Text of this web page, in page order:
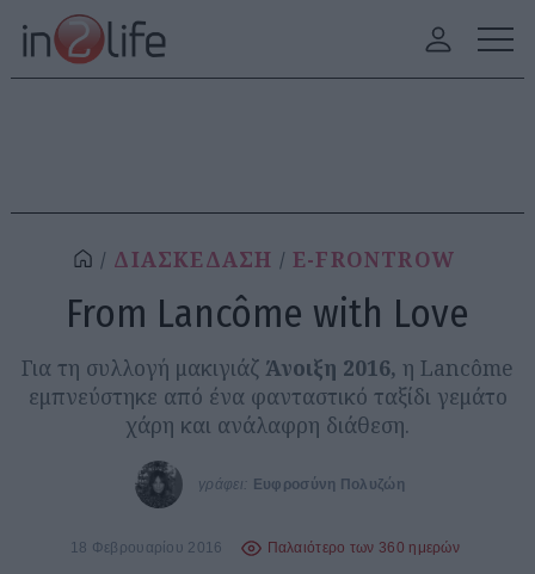
ΔΙΑΣΚΕΔΑΣΗ E-FRONTROW
From Lancôme with Love
Για τη συλλογή μακιγιάζ Άνοιξη 2016, η Lancôme
εμπνεύστηκε από ένα φανταστικό ταξίδι γεμάτο
χάρη και ανάλαφρη διάθεση.
γράφει: Ευφροσύνη Πολυζώη
18 Φεβρουαρίου 2016 Παλαιότερο των 360 ημερών